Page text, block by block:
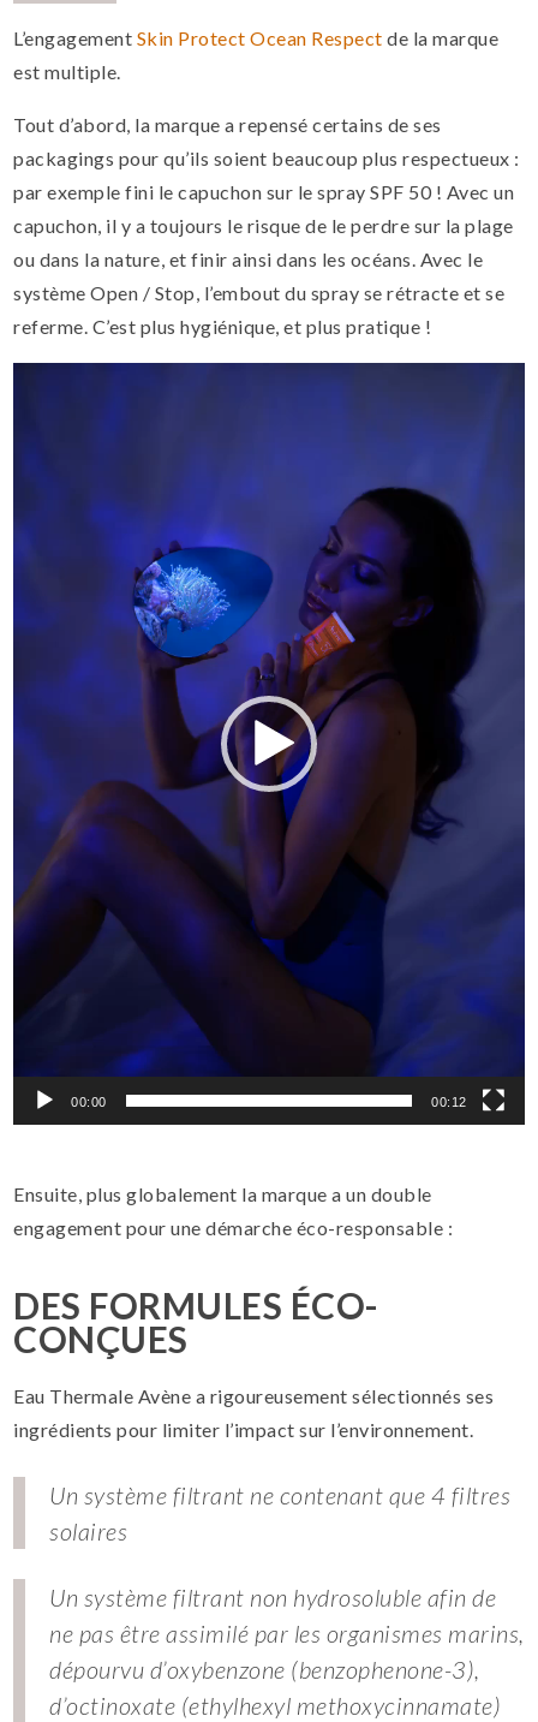
L’engagement Skin Protect Ocean Respect de la marque
est multiple.
Tout d’abord, la marque a repensé certains de ses
packagings pour qu’ils soient beaucoup plus respectueux :
par exemple fini le capuchon sur le spray SPF 50 ! Avec un
capuchon, il y a toujours le risque de le perdre sur la plage
ou dans la nature, et finir ainsi dans les océans. Avec le
système Open / Stop, l’embout du spray se rétracte et se
referme. C’est plus hygiénique, et plus pratique !
00:00 00:12
Ensuite, plus globalement la marque a un double
engagement pour une démarche éco-responsable :
DES FORMULES ÉCO-
CONÇUES
Eau Thermale Avène a rigoureusement sélectionnés ses
ingrédients pour limiter l’impact sur l’environnement.
Un système filtrant ne contenant que 4 filtres
solaires
Un système filtrant non hydrosoluble afin de
ne pas être assimilé par les organismes marins,
dépourvu d’oxybenzone (benzophenone-3),
d’octinoxate (ethylhexyl methoxycinnamate)